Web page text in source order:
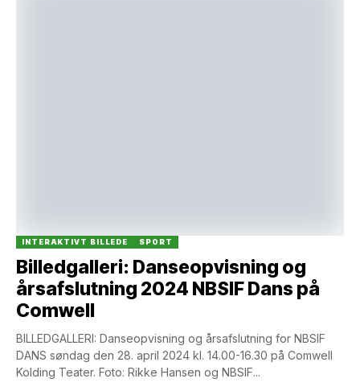
INTERAKTIVT BILLEDE SPORT
Billedgalleri: Danseopvisning og
årsafslutning 2024 NBSIF Dans på
Comwell
BILLEDGALLERI: Danseopvisning og årsafslutning for NBSIF
DANS søndag den 28. april 2024 kl. 14.00-16.30 på Comwell
Kolding Teater. Foto: Rikke Hansen og NBSIF...